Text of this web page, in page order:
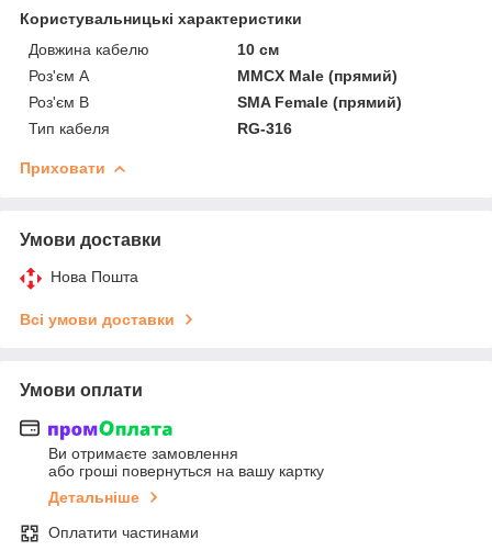
Користувальницькі характеристики
Довжина кабелю
10 см
Роз'єм А
MMCX Male (прямий)
Роз'єм B
SMA Female (прямий)
Тип кабеля
RG-316
Приховати
Умови доставки
Нова Пошта
Всі умови доставки
Умови оплати
Ви отримаєте замовлення
або гроші повернуться на вашу картку
Детальніше
Оплатити частинами